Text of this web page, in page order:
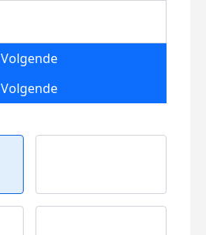
Volgende
Volgende